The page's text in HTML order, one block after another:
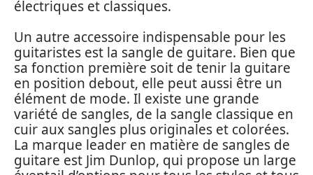
électriques et classiques.
Un autre accessoire indispensable pour les
guitaristes est la sangle de guitare. Bien que
sa fonction première soit de tenir la guitare
en position debout, elle peut aussi être un
élément de mode. Il existe une grande
variété de sangles, de la sangle classique en
cuir aux sangles plus originales et colorées.
La marque leader en matière de sangles de
guitare est Jim Dunlop, qui propose un large